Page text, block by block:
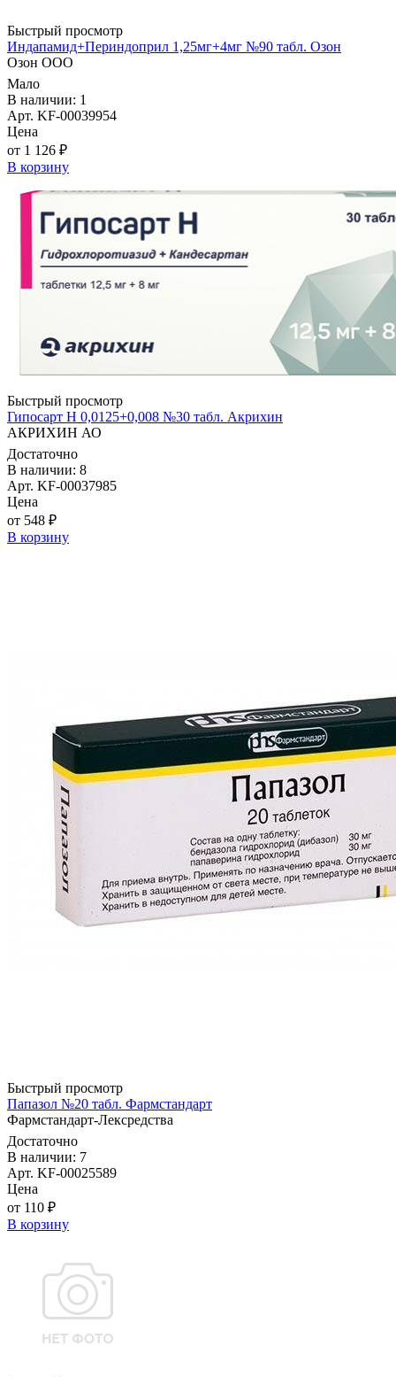
Быстрый просмотр
Индапамид+Периндоприл 1,25мг+4мг №90 табл. Озон
Озон ООО
Мало
В наличии: 1
Арт. KF-00039954
Цена
от 1 126 ₽
В корзину
Быстрый просмотр
Гипосарт Н 0,0125+0,008 №30 табл. Акрихин
АКРИХИН АО
Достаточно
В наличии: 8
Арт. KF-00037985
Цена
от 548 ₽
В корзину
Быстрый просмотр
Папазол №20 табл. Фармстандарт
Фармстандарт-Лексредства
Достаточно
В наличии: 7
Арт. KF-00025589
Цена
от 110 ₽
В корзину